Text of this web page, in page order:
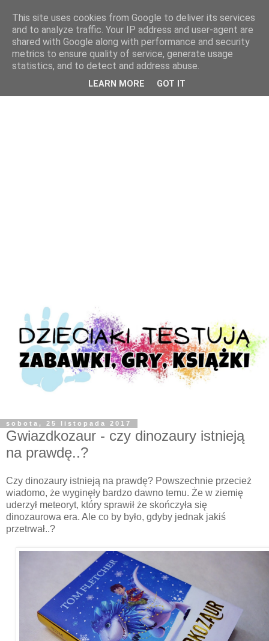
sobota, 25 listopada 2017
Gwiazdkozaur - czy dinozaury istnieją
na prawdę..?
Czy dinozaury istnieją na prawdę? Powszechnie przecież
wiadomo, że wyginęły bardzo dawno temu. Że w ziemię
uderzył meteoryt, który sprawił że skończyła się
dinozaurowa era. Ale co by było, gdyby jednak jakiś
przetrwał..?
This site uses cookies from Google to deliver its services
and to analyze traffic. Your IP address and user-agent are
shared with Google along with performance and security
metrics to ensure quality of service, generate usage
statistics, and to detect and address abuse.
LEARN MORE GOT IT